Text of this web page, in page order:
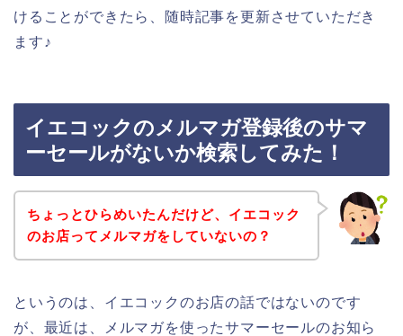
けることができたら、随時記事を更新させていただき
ます♪
イエコックのメルマガ登録後のサマ
ーセールがないか検索してみた！
ちょっとひらめいたんだけど、イエコック
のお店ってメルマガをしていないの？
というのは、イエコックのお店の話ではないのです
が、最近は、メルマガを使ったサマーセールのお知ら